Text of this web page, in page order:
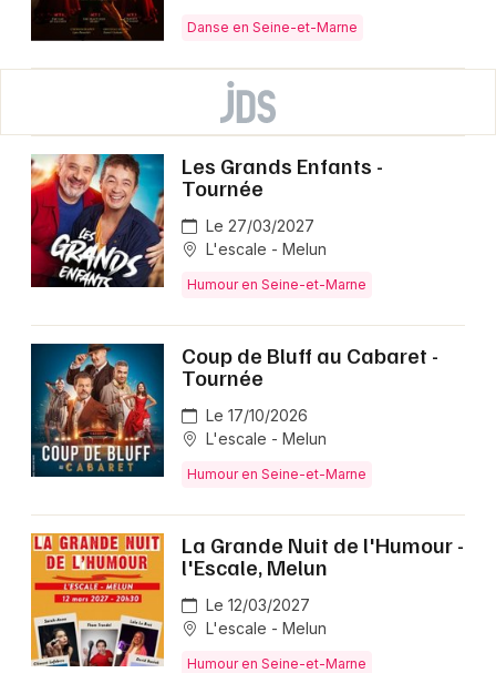
Danse en Seine-et-Marne
Les Grands Enfants -
Tournée
Le 27/03/2027
L'escale - Melun
Humour en Seine-et-Marne
Coup de Bluff au Cabaret -
Tournée
Le 17/10/2026
L'escale - Melun
Humour en Seine-et-Marne
La Grande Nuit de l'Humour -
l'Escale, Melun
Le 12/03/2027
L'escale - Melun
Humour en Seine-et-Marne